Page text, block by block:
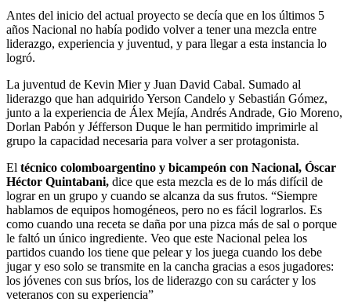
Antes del inicio del actual proyecto se decía que en los últimos 5
años Nacional no había podido volver a tener una mezcla entre
liderazgo, experiencia y juventud, y para llegar a esta instancia lo
logró.
La juventud de Kevin Mier y Juan David Cabal. Sumado al
liderazgo que han adquirido Yerson Candelo y Sebastián Gómez,
junto a la experiencia de Álex Mejía, Andrés Andrade, Gio Moreno,
Dorlan Pabón y Jéfferson Duque le han permitido imprimirle al
grupo la capacidad necesaria para volver a ser protagonista.
El técnico colomboargentino y bicampeón con Nacional, Óscar
Héctor Quintabani, dice que esta mezcla es de lo más difícil de
lograr en un grupo y cuando se alcanza da sus frutos. “Siempre
hablamos de equipos homogéneos, pero no es fácil lograrlos. Es
como cuando una receta se daña por una pizca más de sal o porque
le faltó un único ingrediente. Veo que este Nacional pelea los
partidos cuando los tiene que pelear y los juega cuando los debe
jugar y eso solo se transmite en la cancha gracias a esos jugadores:
los jóvenes con sus bríos, los de liderazgo con su carácter y los
veteranos con su experiencia”